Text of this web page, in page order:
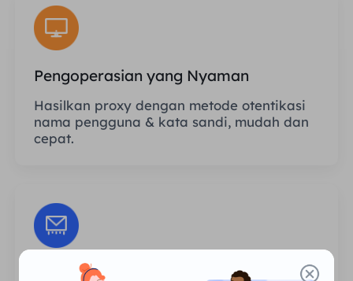
Pengoperasian yang Nyaman
Hasilkan proxy dengan metode otentikasi
nama pengguna & kata sandi, mudah dan
cepat.
Sesi Tanpa Batas